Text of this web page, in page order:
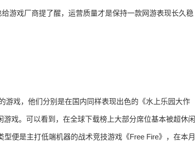
游戏厂商提了醒，运营质量才是保持一款网游表现长久稳
游戏，他们分别是在国内同样表现出色的《水上乐园大作
戏。可以看到，在全球下载榜上大部分席位基本被超休闲
便是主打低端机器的战术竞技游戏《Free Fire》，在本月